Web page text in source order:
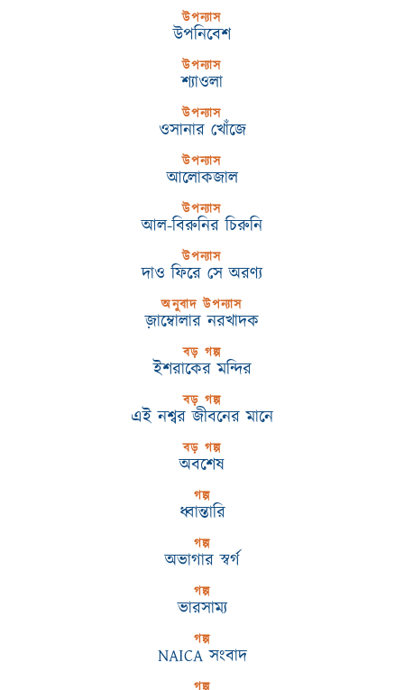
উপন্যাস
উপনিবেশ
উপন্যাস
শ্যাওলা
উপন্যাস
ওসানার খোঁজে
উপন্যাস
আলোকজাল
উপন্যাস
আল-বিরুনির চিরুনি
উপন্যাস
দাও ফিরে সে অরণ্য
অনুবাদ উপন্যাস
জ়াম্বোলার নরখাদক
বড় গল্প
ইশরাকের মন্দির
বড় গল্প
এই নশ্বর জীবনের মানে
বড় গল্প
অবশেষ
গল্প
ধ্বান্তারি
গল্প
অভাগার স্বর্গ
গল্প
ভারসাম্য
গল্প
NAICA সংবাদ